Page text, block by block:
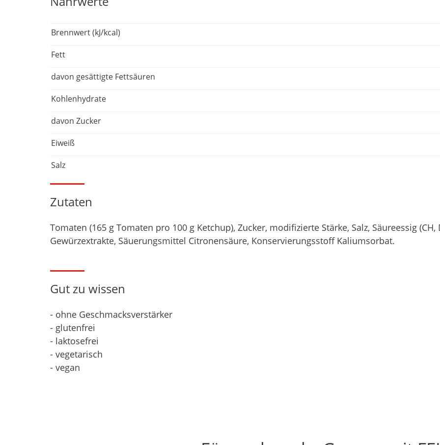
Brennwert (kJ/kcal)
Fett
davon gesättigte Fettsäuren
Kohlenhydrate
davon Zucker
Eiweiß
Salz
Zutaten
Tomaten (165 g Tomaten pro 100 g Ketchup), Zucker, modifizierte Stärke, Salz, Säureessig
Gewürzextrakte, Säuerungsmittel Citronensäure, Konservierungsstoff Kaliumsorbat.
Gut zu wissen
- ohne Geschmacksverstärker
- glutenfrei
- laktosefrei
- vegetarisch
- vegan